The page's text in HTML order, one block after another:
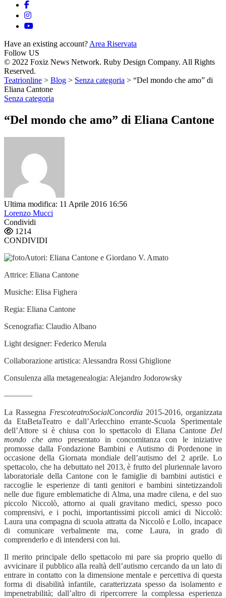
Have an existing account? Area Riservata
Follow US
© 2022 Foxiz News Network. Ruby Design Company. All Rights
Reserved.
Teatrionline > Blog > Senza categoria > “Del mondo che amo” di
Eliana Cantone
Senza categoria
“Del mondo che amo” di Eliana Cantone
Ultima modifica: 11 Aprile 2016 16:56
Lorenzo Mucci
Condividi
1214
CONDIVIDI
Autori: Eliana Cantone e Giordano V. Amato
Attrice: Eliana Cantone
Musiche: Elisa Fighera
Regia: Eliana Cantone
Scenografia: Claudio Albano
Light designer: Federico Merula
Collaborazione artistica: Alessandra Rossi Ghiglione
Consulenza alla metagenealogia: Alejandro Jodorowsky
———–
La Rassegna FrescoteatroSocialConcordia2015-2016, organizzata
da EtaBetaTeatro e dall’Arlecchino errante-Scuola Sperimentale
dell’Attore si è chiusa con lo spettacolo di Eliana Cantone Del
mondo che amo presentato in concomitanza con le iniziative
promosse dalla Fondazione Bambini e Autismo di Pordenone in
occasione della Giornata mondiale dell’autismo del 2 aprile. Lo
spettacolo, che ha debuttato nel 2013, è frutto del pluriennale lavoro
laboratoriale della Cantone con le famiglie di bambini autistici e
raccoglie le esperienze di tanti genitori e bambini sintetizzandoli
nelle due figure emblematiche di Alma, una madre cilena, e del suo
piccolo Niccolò, attorno ai quali gravitano medici, spesso poco
comprensivi, e i pochi, importantissimi piccoli amici di Niccolò:
Laura una compagna di scuola attratta da Niccolò e Lollo, incapace
di comunicare verbalmente ma, come Laura, in grado di
comprenderlo e di intendersi con lui.
Il merito principale dello spettacolo mi pare sia proprio quello di
avvicinare il pubblico alla realtà dell’autismo cercando da un lato di
entrare in contatto con la dimensione mentale e percettiva di questa
forma di disabilità infantile, caratterizzata spesso da isolamento e
impenetrabilità; dall’altro di ripercorrere la complessa esperienza